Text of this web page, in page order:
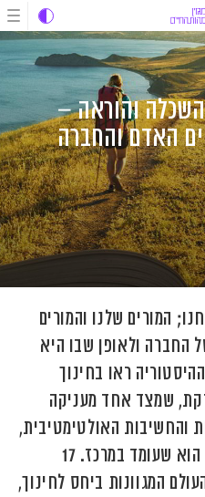
השכלה והוראה –
האדם והחברה
המורים שלנו והמורים
החברה ולאופן שבו היא
ראו בחינוך
שמצד אחד מעניקה
והחשיבות האולטימטיבית,
ובאותה נשימה מזכירה שהילד הוא שעומד במרכז. 17
המגוונות ביחס לחינוך,